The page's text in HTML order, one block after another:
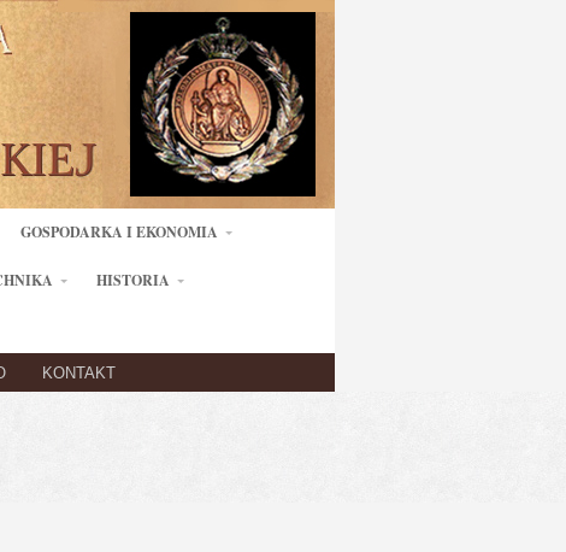
GOSPODARKA I EKONOMIA
HISTORIA
KONTAKT